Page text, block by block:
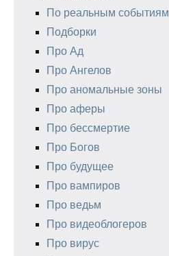
По реальным событиям
Подборки
Про Ад
Про Ангелов
Про аномальные зоны
Про аферы
Про бессмертие
Про Богов
Про будущее
Про вампиров
Про ведьм
Про видеоблогеров
Про вирус